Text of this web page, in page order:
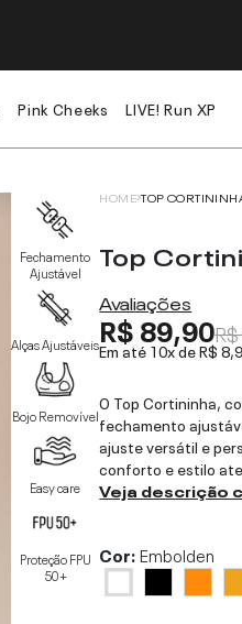
Pink Cheeks LIVE! Run XP
Fechamento
Ajustável
Alças Ajustáveis
Bojo Removível
Easy care
Proteção FPU
50+
HOME TOP
Top
Avaliações
R$ 89,90
Em até 10x deR$
O Top Cortininha,
fechamento
ajuste versátil e
conforto e estilo
Veja descrição
Cor:Embolden